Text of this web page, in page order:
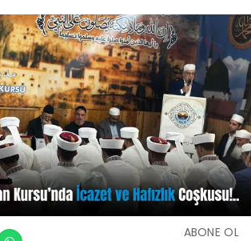
ABONE OL